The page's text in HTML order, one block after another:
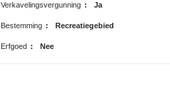
Verkavelingsvergunning : Ja
Bestemming : Recreatiegebied
Erfgoed : Nee